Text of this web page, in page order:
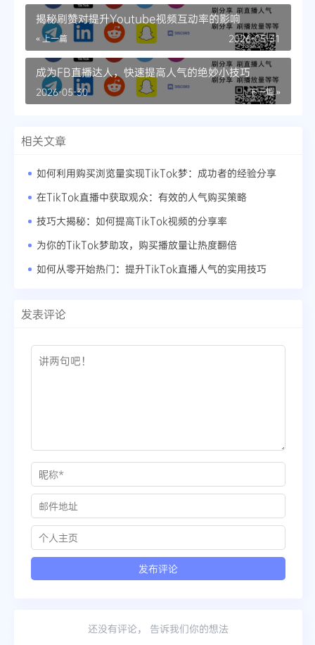
揭秘刷赞对提升Youtube视频互动率的影响
« 上一篇 2026-05-31
成为FB直播达人，快速提高人气的绝妙小技巧
下一篇 »
2026-05-30
相关文章
如何利用购买浏览量实现TikTok梦：成功者的经验分享
在TikTok直播中获取观众：有效的人气购买策略
技巧大揭秘：如何提高TikTok视频的分享率
为你的TikTok梦助攻，购买播放量让热度翻倍
如何从零开始热门：提升TikTok直播人气的实用技巧
发表评论
还没有评论， 告诉我们你的想法